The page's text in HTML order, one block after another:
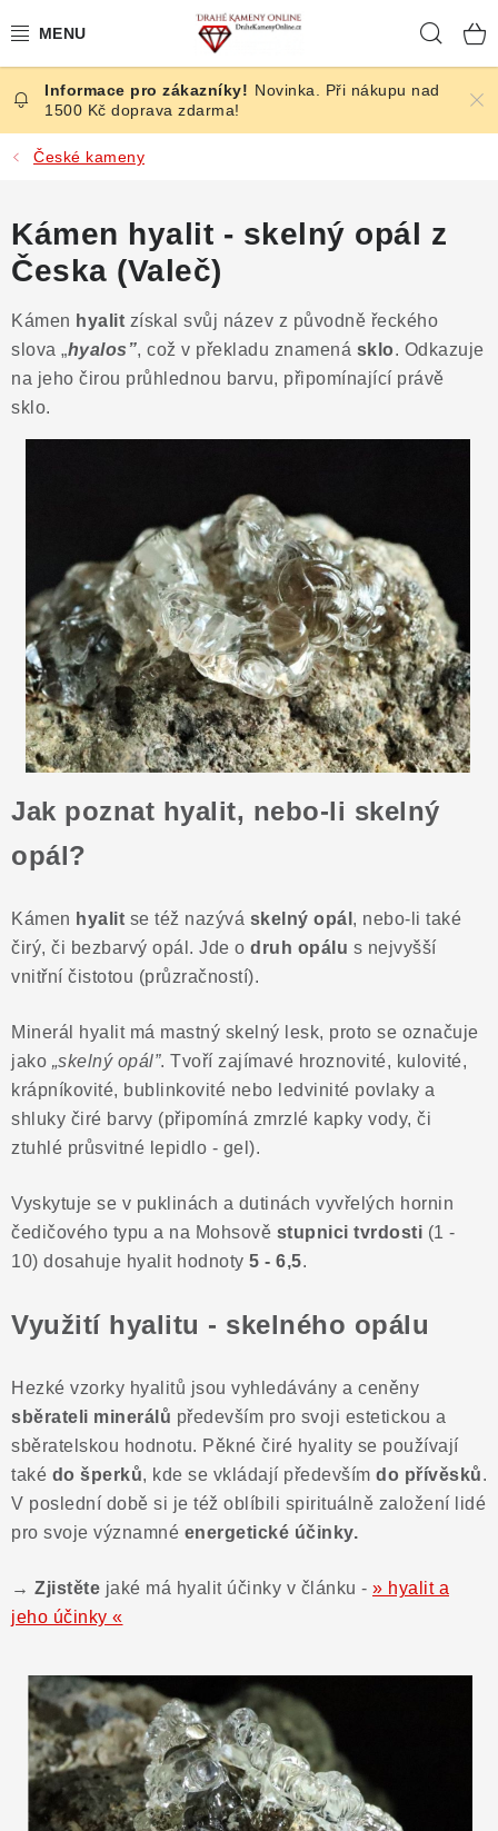
na
ČESKÉ KAMENY
ŠPERKY
BROUŠENÉ
SLEVY
ÚČINKY
KRYSTALY
NALEZIŠTĚ
NÁŠ PŘÍBĚH
VIDEOGALERIE
KONTAKT
Obchodní podmínky
Výkup minerálů a drahých kamenů
Formulář pro uplatnění reklamace
Formulář pro odstoupení od smlouvy
Poučení o právu na odstoupení od smlouvy
Novinka. Při nákupu nad
1500 Kč doprava zdarma!
České kameny
Kámen hyalit - skelný opál z
Česka (Valeč)
Kámen hyalit získal svůj název z původně řeckého
slova „hyalos”, což v překladu znamená sklo. Odkazuje
na jeho čirou průhlednou barvu, připomínající právě
sklo.
Jak poznat hyalit, nebo-li skelný
opál?
Kámen hyalit se též nazývá skelný opál , nebo-li také
čirý, či bezbarvý opál. Jde o druh opálu s nejvyšší
vnitřní čistotou (průzračností).
Minerál hyalit má mastný skelný lesk, proto se označuje
jako „skelný opál”. Tvoří zajímavé hroznovité, kulovité,
krápníkovité, bublinkovité nebo ledvinité povlaky a
shluky čiré barvy (připomíná zmrzlé kapky vody, či
ztuhlé průsvitné lepidlo - gel).
Vyskytuje se v puklinách a dutinách vyvřelých hornin
čedičového typu a na Mohsově stupnici tvrdosti (1 -
10) dosahuje hyalit hodnoty 5 - 6,5.
Využití hyalitu - skelného opálu
Hezké vzorky hyalitů jsou vyhledávány a ceněny
sběrateli minerálů především pro svoji estetickou a
sběratelskou hodnotu. Pěkné čiré hyality se používají
také do šperků, kde se vkládají především do přívěsků.
V poslední době si je též oblíbili spirituálně založení lidé
pro svoje významné energetické účinky.
→ Zjistěte jaké má hyalit účinky v článku - » hyalit a
jeho účinky «